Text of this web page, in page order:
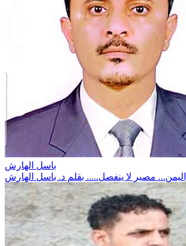
باسل الهارش
مصير لا ينفصل..... بقلم د. باسل الهارش